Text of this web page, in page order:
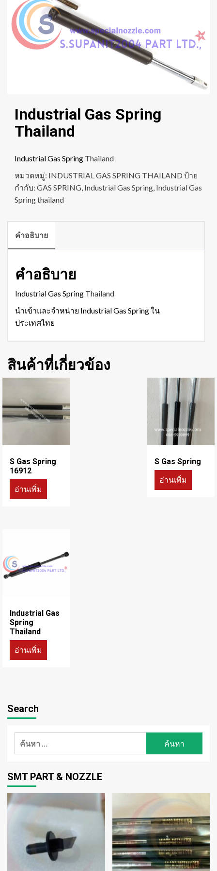
Industrial Gas Spring
Thailand
Industrial Gas Spring Thailand
หมวดหมู่: INDUSTRIAL GAS SPRING THAILAND ป้าย
กำกับ: GAS SPRING Industrial Gas Spring Industrial Gas
Spring thailand
คำอธิบาย
คำอธิบาย
Industrial Gas Spring Thailand
นำเข้าและจำหน่าย Industrial Gas Spring ใน
ประเทศไทย
สินค้าที่เกี่ยวข้อง
S Gas Spring
16912
อ่านเพิ่ม
S Gas Spring
อ่านเพิ่ม
Industrial Gas
Spring
Thailand
อ่านเพิ่ม
Search
ค้นหา
SMT PART & NOZZLE